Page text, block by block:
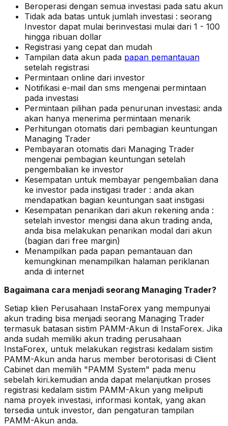
Beroperasi dengan semua investasi pada satu akun
Tidak ada batas untuk jumlah investasi : seorang
Investor dapat mulai berinvestasi mulai dari 1 - 100
hingga ribuan dollar
Registrasi yang cepat dan mudah
Tampilan data akun pada papan pemantauan
setelah registrasi
Permintaan online dari investor
Notifikasi e-mail dan sms mengenai permintaan
pada investasi
Permintaan pilihan pada penurunan investasi: anda
akan hanya menerima permintaan menarik
Perhitungan otomatis dari pembagian keuntungan
Managing Trader
Pembayaran otomatis dari Managing Trader
mengenai pembagian keuntungan setelah
pengembalian ke investor
Kesempatan untuk membayar pengembalian dana
ke investor pada instigasi trader : anda akan
mendapatkan bagian keuntungan saat instigasi
Kesempatan penarikan dari akun rekening anda :
setelah investor mengisi dana akun trading anda,
anda bisa melakukan penarikan modal dari akun
(bagian dari free margin)
Menampilkan pada papan pemantauan dan
kemungkinan menampilkan halaman periklanan
anda di internet
Bagaimana cara menjadi seorang Managing Trader?
Setiap klien Perusahaan InstaForex yang mempunyai
akun trading bisa menjadi seorang Managing Trader
termasuk batasan sistim PAMM-Akun di InstaForex. Jika
anda sudah memiliki akun trading perusahaan
InstaForex, untuk melakukan registrasi kedalam sistim
PAMM-Akun anda harus member berotorisasi di Client
Cabinet dan memilih "PAMM System" pada menu
sebelah kiri.kemudian anda dapat melanjutkan proses
registrasi kedalam sistim PAMM-Akun yang meliputi
nama proyek investasi, informasi kontak, yang akan
tersedia untuk investor, dan pengaturan tampilan
PAMM-Akun anda.